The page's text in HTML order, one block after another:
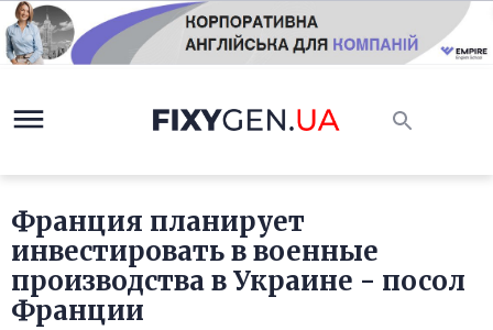
Франция планирует
инвестировать в военные
производства в Украине - посол
Франции